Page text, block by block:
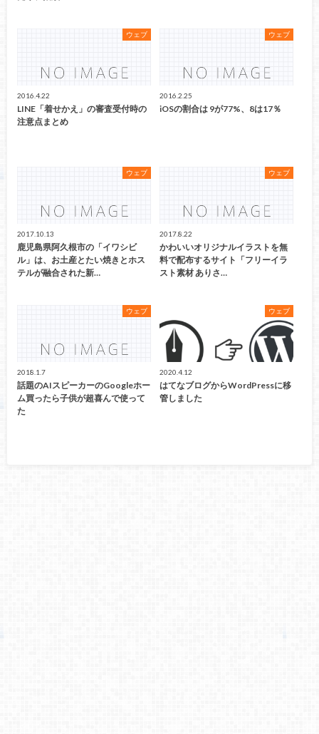
ウェブ
2016.4.22
LINE「着せかえ」の審査受付時の
注意点まとめ
ウェブ
2016.2.25
iOSの割合は 9が77%、8は17％
ウェブ
2017.10.13
鹿児島県阿久根市の「イワシビ
ル」は、お土産とたい焼きとホス
テルが融合された新…
ウェブ
2017.8.22
かわいいオリジナルイラストを無
料で配布するサイト「フリーイラ
スト素材 ありさ…
ウェブ
2018.1.7
話題のAIスピーカーのGoogleホー
ム買ったら子供が超喜んで使って
た
ウェブ
2020.4.12
はてなブログからWordPressに移
管しました